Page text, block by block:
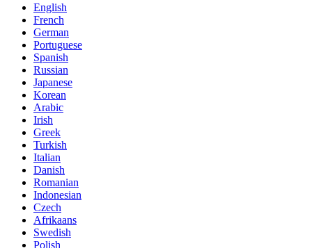
English
French
German
Portuguese
Spanish
Russian
Japanese
Korean
Arabic
Irish
Greek
Turkish
Italian
Danish
Romanian
Indonesian
Czech
Afrikaans
Swedish
Polish